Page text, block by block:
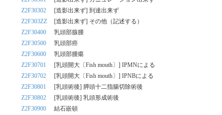
Z2F30302
[造影出来ず] 到達出来ず
Z2F303ZZ
[造影出来ず] その他（記述する）
Z2F30400
乳頭部腺腫
Z2F30500
乳頭部癌
Z2F30600
乳頭部腫瘍
Z2F30701
[乳頭開大〔Fish mouth〕] IPMNによる
Z2F30702
[乳頭開大〔Fish mouth〕] IPNBによる
Z2F30801
[乳頭術後] 膵頭十二指腸切除術後
Z2F30802
[乳頭術後] 乳頭形成術後
Z2F30900
結石嵌頓